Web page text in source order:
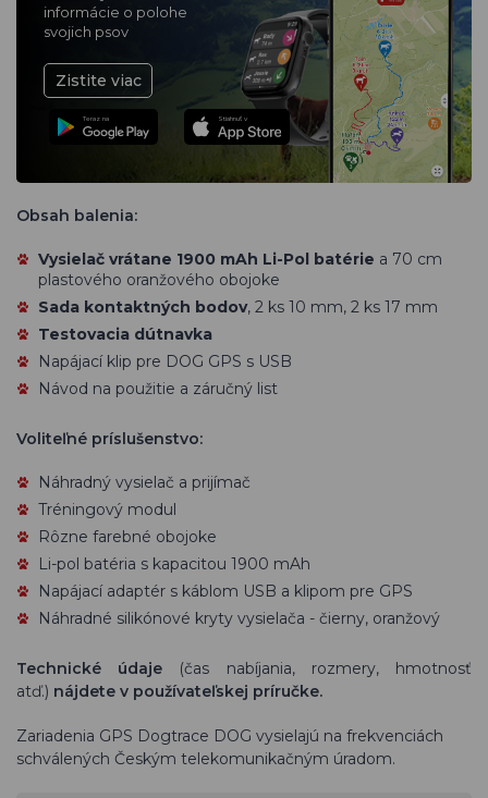
informácie o polohe
svojich psov
Zistite viac
Teraz na Stiahnuť v
Obsah balenia:
Vysielač vrátane 1900 mAh Li-Pol batérie a 70 cm
plastového oranžového obojoke
Sada kontaktných bodov, 2 ks 10 mm, 2 ks 17 mm
Testovacia dútnavka
Napájací klip pre DOG GPS s USB
Návod na použitie a záručný list
Voliteľné príslušenstvo:
Náhradný vysielač a prijímač
Tréningový modul
Rôzne farebné obojoke
Li-pol batéria s kapacitou 1900 mAh
Napájací adaptér s káblom USB a klipom pre GPS
Náhradné silikónové kryty vysielača - čierny, oranžový
Technické údaje (čas nabíjania, rozmery, hmotnosť
atď.) nájdete v používateľskej príručke.
Zariadenia GPS Dogtrace DOG vysielajú na frekvenciách
schválených Českým telekomunikačným úradom.